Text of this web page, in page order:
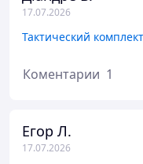
17.07.2026
Коментарии 1
Егор Л.
17.07.2026